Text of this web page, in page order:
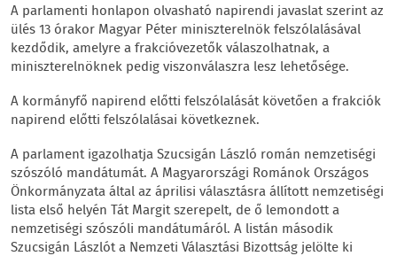
A parlamenti honlapon olvasható napirendi javaslat szerint az
ülés 13 órakor Magyar Péter miniszterelnök felszólalásával
kezdődik, amelyre a frakcióvezetők válaszolhatnak, a
miniszterelnöknek pedig viszonválaszra lesz lehetősége.
A kormányfő napirend előtti felszólalását követően a frakciók
napirend előtti felszólalásai következnek.
A parlament igazolhatja Szucsigán László román nemzetiségi
szószóló mandátumát. A Magyarországi Románok Országos
Önkormányzata által az áprilisi választásra állított nemzetiségi
lista első helyén Tát Margit szerepelt, de ő lemondott a
nemzetiségi szószóli mandátumáról. A listán második
Szucsigán Lászlót a Nemzeti Választási Bizottság jelölte ki